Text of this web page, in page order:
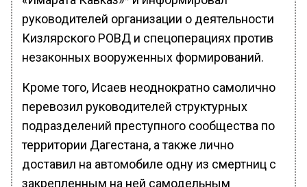
руководителей организации о деятельности
Кизлярского РОВД и спецоперациях против
незаконных вооруженных формирований.
Кроме того, Исаев неоднократно самолично
перевозил руководителей структурных
подразделений преступного сообщества по
территории Дагестана, а также лично
доставил на автомобиле одну из смертниц с
закрепленным на ней самодельным